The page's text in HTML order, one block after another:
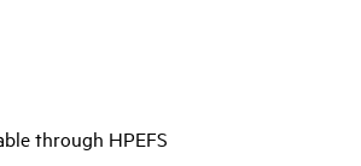
uma combinação poderosa de IOPS
NVMe se comunicam diretamente com
do barramento PCIe para aumentar a
I/O e reduzir a latência.
through HPEFS